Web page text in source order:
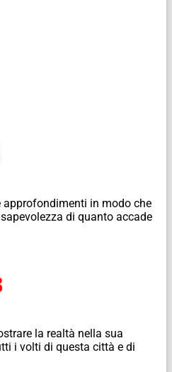
approfondimenti in modo che
di quanto accade
la realtà nella sua
i volti di questa città e di